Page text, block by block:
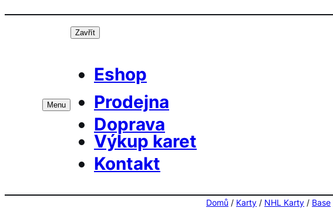
Přeskočit
Menu
Zavřít
Eshop
Prodejna
Doprava
Výkup karet
Kontakt
Domů / Karty / NHL Karty / Base